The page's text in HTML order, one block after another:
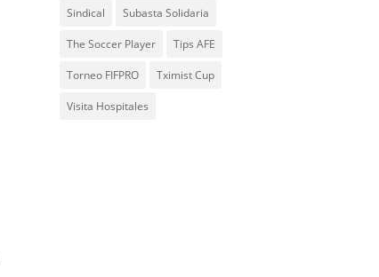
Sindical Subasta Solidaria
The Soccer Player Tips AFE
Torneo FIFPRO Tximist Cup
Visita Hospitales